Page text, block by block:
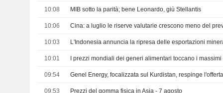
10:08 MIB sotto la parità; bene Leonardo, giù Stellantis
10:06 Cina: a luglio le riserve valutarie crescono meno del
10:03
10:01
09:54
09:53 Prezzi del gomma fisica in Asia - 7 agosto